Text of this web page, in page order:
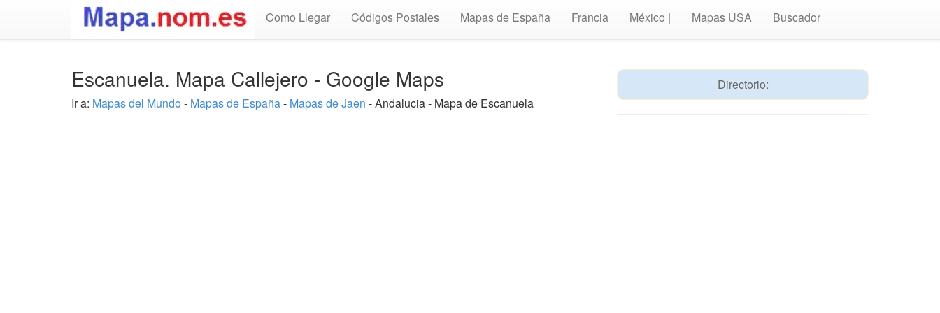
Como Llegar Códigos Postales Mapas de España Francia México | Mapas USA Buscador
Escanuela. Mapa Callejero - Google Maps
Ir a: Mapas del Mundo - Mapas de España- Mapas de Jaen - Andalucia - Mapa de Escanuela
Directorio: